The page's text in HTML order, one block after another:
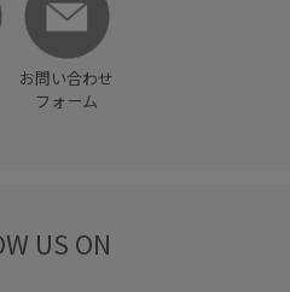
お問い合わせ
フォーム
US ON